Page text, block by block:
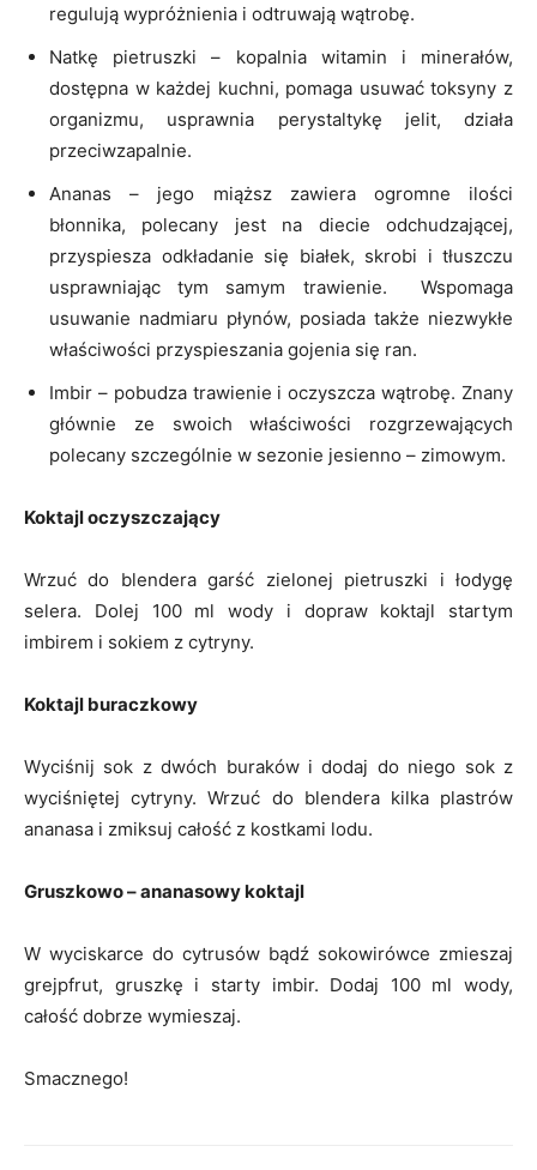
regulują wypróżnienia i odtruwają wątrobę.
Natkę pietruszki – kopalnia witamin i minerałów,
dostępna w każdej kuchni, pomaga usuwać toksyny z
organizmu, usprawnia perystaltykę jelit, działa
przeciwzapalnie.
Ananas – jego miąższ zawiera ogromne ilości
błonnika, polecany jest na diecie odchudzającej,
przyspiesza odkładanie się białek, skrobi i tłuszczu
usprawniając tym samym trawienie. Wspomaga
usuwanie nadmiaru płynów, posiada także niezwykłe
właściwości przyspieszania gojenia się ran.
Imbir – pobudza trawienie i oczyszcza wątrobę. Znany
głównie ze swoich właściwości rozgrzewających
polecany szczególnie w sezonie jesienno – zimowym.
Koktajl oczyszczający
Wrzuć do blendera garść zielonej pietruszki i łodygę
selera. Dolej 100 ml wody i dopraw koktajl startym
imbirem i sokiem z cytryny.
Koktajl buraczkowy
Wyciśnij sok z dwóch buraków i dodaj do niego sok z
wyciśniętej cytryny. Wrzuć do blendera kilka plastrów
ananasa i zmiksuj całość z kostkami lodu.
Gruszkowo – ananasowy koktajl
W wyciskarce do cytrusów bądź sokowirówce zmieszaj
grejpfrut, gruszkę i starty imbir. Dodaj 100 ml wody,
całość dobrze wymieszaj.
Smacznego!